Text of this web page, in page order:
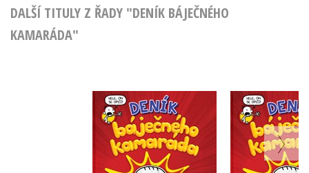
DALŠÍ TITULY Z ŘADY "DENÍK BÁJEČNÉHO
KAMARÁDA"
Deník báječného
kamaráda
Jeff Kinney
Deník
Jeff